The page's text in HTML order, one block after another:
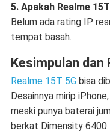
5. Apakah Realme
Belum ada rating IP
tempat basah.
Kesimpulan dan
Realme 15T 5Gbisa
Desainnya mirip
meski punya baterai
berkat Dimensity 6400